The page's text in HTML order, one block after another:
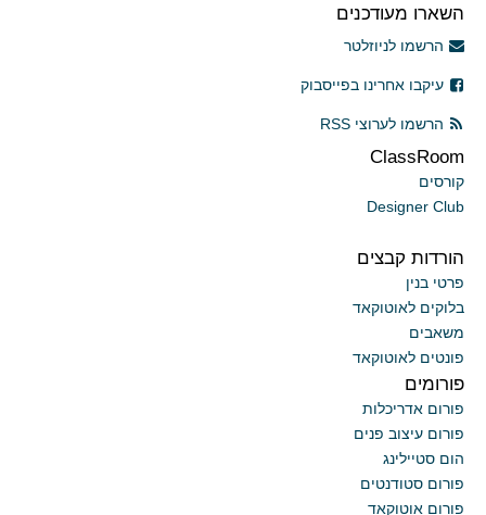
השארו מעודכנים
הרשמו לניוזלטר
עיקבו אחרינו בפייסבוק
הרשמו לערוצי RSS
ClassRoom
קורסים
Designer Club
הורדות קבצים
פרטי בנין
בלוקים לאוטוקאד
משאבים
פונטים לאוטוקאד
פורומים
פורום אדריכלות
פורום עיצוב פנים
הום סטיילינג
פורום סטודנטים
פורום אוטוקאד